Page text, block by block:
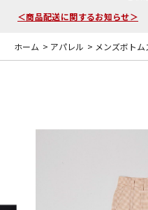
＜商品配送に関するお知らせ＞
ホーム > アパレル > メンズボトム